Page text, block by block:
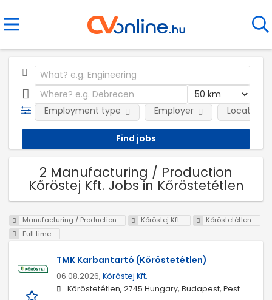
Employment type Employer Location
2 Manufacturing / Production
Kőröstej Kft. Jobs in Kőröstetétlen
Manufacturing / Production Kőröstej Kft.
Kőröstetétlen
Full time
TMK Karbantartó (Kőröstetétlen)
06.08.2026, Kőröstej Kft.
Kőröstetétlen, 2745 Hungary, Budapest, Pest